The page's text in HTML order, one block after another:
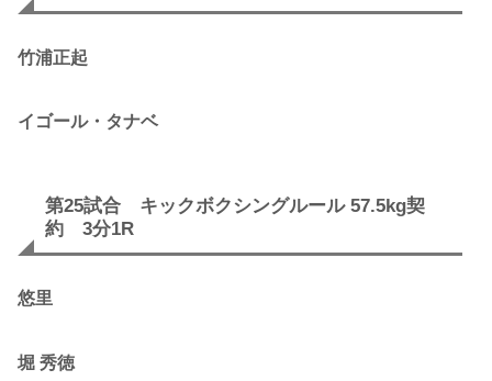
竹浦正起
イゴール・タナベ
第25試合 キックボクシングルール 57.5kg契
約 3分1R
悠里
堀 秀徳